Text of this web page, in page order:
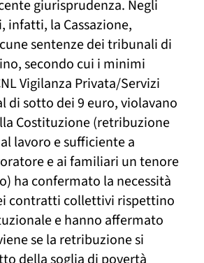
giurisprudenza. Negli
infatti, la Cassazione,
sentenze dei tribunali di
secondo cui i minimi
Vigilanza Privata/Servizi
di sotto dei 9 euro, violavano
Costituzione (retribuzione
lavoro e sufficiente a
e ai familiari un tenore
ha confermato la necessità
contratti collettivi rispettino
e hanno affermato
se la retribuzione si